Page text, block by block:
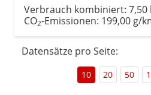
Verbrauch kombiniert: 7,50
CO2-Emissionen: 199,00 g/
Datensätze pro Seite:
10 20 50